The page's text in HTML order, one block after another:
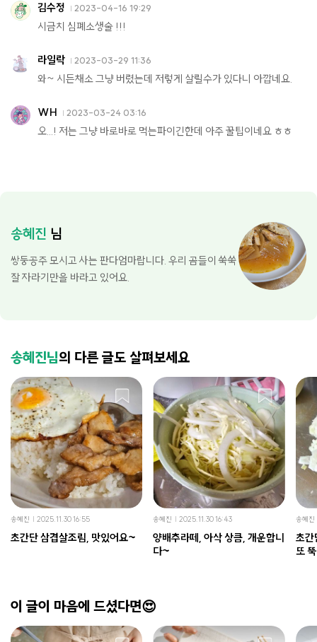
김수정 2023-04-16 19:29
시금치 심폐소생술 !!!
라일락 2023-03-29 11:36
와~ 시든채소 그냥 버렸는데 저렇게 살릴수가 있다니 아깝네요.
WH 2023-03-24 03:16
오...! 저는 그냥 바로바로 먹는파이긴한데 아주 꿀팁이네요 ㅎㅎ
송혜진 님
쌍둥공주 모시고 사는 판다엄마랍니다. 우리 곰들이 쑥쑥
잘 자라기만을 바라고 있어요.
송혜진님의 다른 글도 살펴보세요
송혜진 2025.11.30 16:55
초간단 삼겹살조림, 맛있어요~
송혜진 2025.11.30 16:43
양배추라떼, 아삭 상큼, 개운합니
다~
송혜진
초간
또
이 글이 마음에 드셨다면😍